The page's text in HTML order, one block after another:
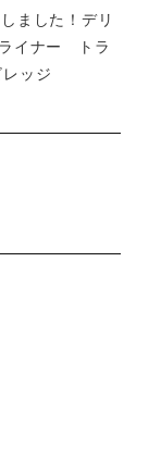
ました！デリ
イナー トラ
ッジ